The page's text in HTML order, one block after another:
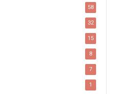
58
32
15
8
7
1